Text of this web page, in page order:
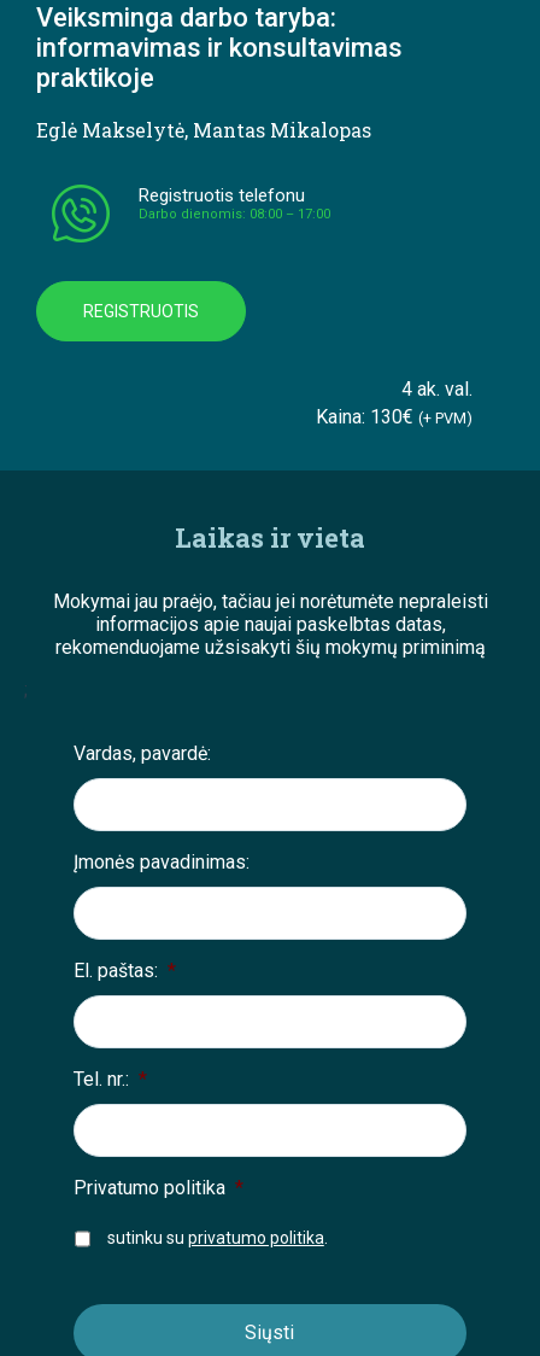
Veiksminga darbo taryba:
informavimas ir konsultavimas
praktikoje
Eglė Makselytė, Mantas Mikalopas
Registruotis telefonu
Darbo dienomis: 08:00 – 17:00
REGISTRUOTIS
4 ak. val.
Kaina: 130€ (+ PVM)
Laikas ir vieta
Mokymai jau praėjo, tačiau jei norėtumėte nepraleisti
informacijos apie naujai paskelbtas datas,
rekomenduojame užsisakyti šių mokymų priminimą
;
Vardas, pavardė:
Įmonės pavadinimas:
El. paštas: *
Tel. nr.: *
Privatumo politika *
sutinku su privatumo politika